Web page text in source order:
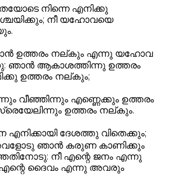
നിന്നെ എനിക്കു
നീ യഹോവയെ
ഉത്തരം നല്കും എന്നു യഹോവ
ഞാൻ ആകാശത്തിന്നു ഉത്തരം
ഉത്തരം നല്കും;
വീഞ്ഞിന്നും എണ്ണെക്കും ഉത്തരം
ഉത്തരം നല്കും.
ദേശത്തു വിതെക്കും;
ഞാൻ കരുണ കാണിക്കും
നീ എന്റെ ജനം എന്നു
ദൈവം എന്നു അവരും